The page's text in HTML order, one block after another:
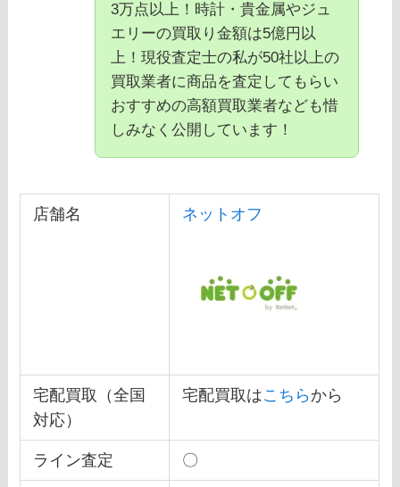
3万点以上！時計・貴金属やジュ
エリーの買取り金額は5億円以
上！現役査定士の私が50社以上の
買取業者に商品を査定してもらい
おすすめの高額買取業者なども惜
しみなく公開しています！
店舗名 ネットオフ
宅配買取（全国
対応）
宅配買取はこちら から
ライン査定 〇